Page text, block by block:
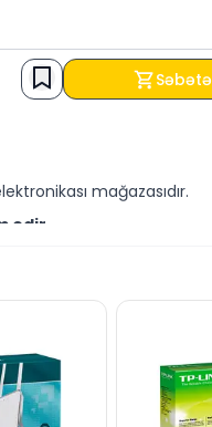
mağazasıdır.
edir.
KREDİT şərtləri ilə